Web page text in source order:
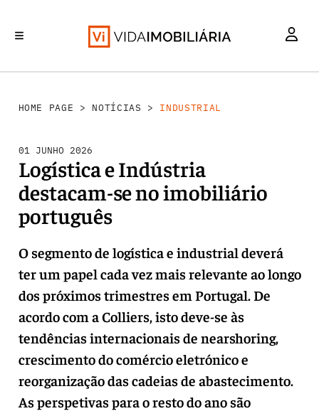
HOME PAGE > NOTÍCIAS > INDUSTRIAL
01 JUNHO 2026
Logística e Indústria
destacam-se no imobiliário
português
O segmento de logística e industrial deverá
ter um papel cada vez mais relevante ao longo
dos próximos trimestres em Portugal. De
acordo com a Colliers, isto deve-se às
tendências internacionais de nearshoring,
crescimento do comércio eletrónico e
reorganização das cadeias de abastecimento.
As perspetivas para o resto do ano são